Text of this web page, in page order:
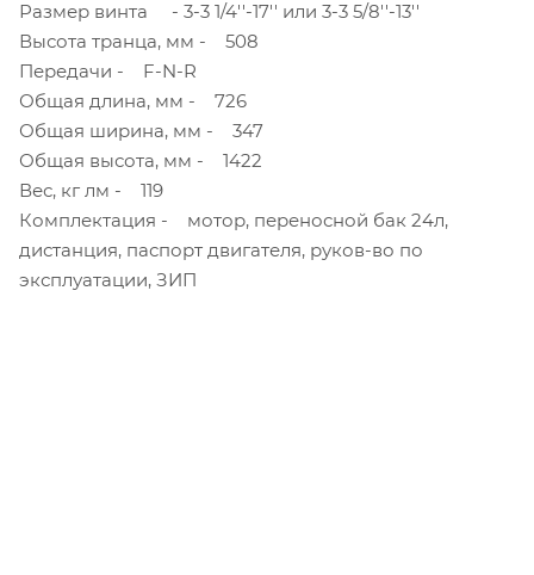
Размер винта - 3-3 1/4''-17'' или 3-3 5/8''-13''
Высота транца, мм - 508
Передачи - F-N-R
Общая длина, мм - 726
Общая ширина, мм - 347
Общая высота, мм - 1422
Вес, кг лм - 119
Комплектация - мотор, переносной бак 24л,
дистанция, паспорт двигателя, руков-во по
эксплуатации, ЗИП